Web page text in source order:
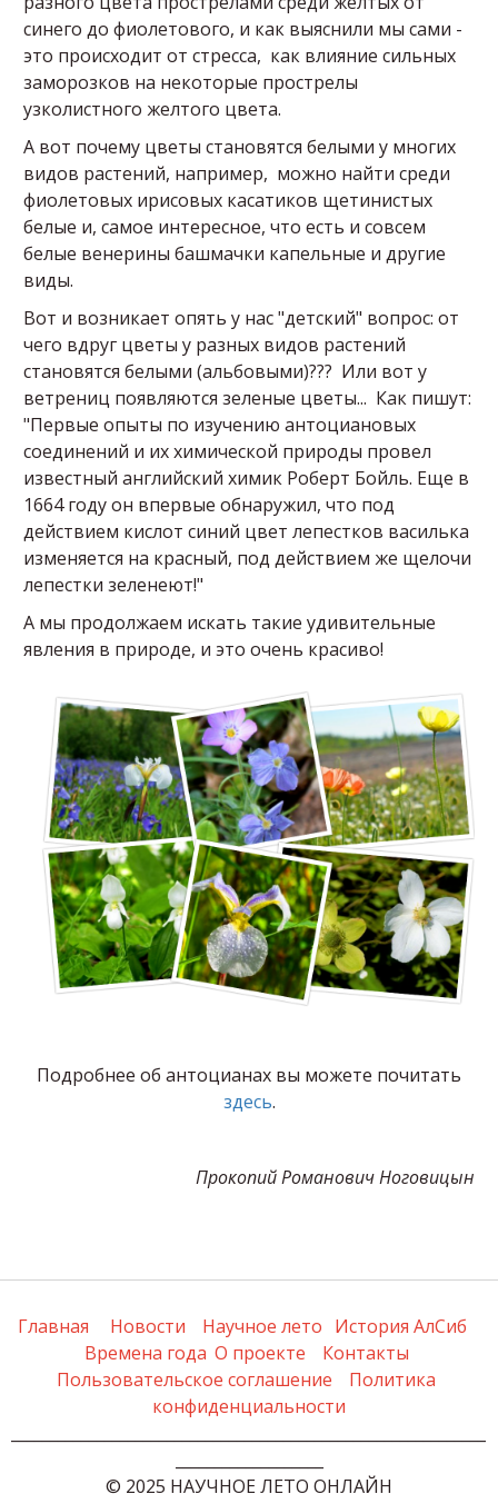
синего до фиолетового, и как выяснили мы сами -
это происходит от стресса, как влияние сильных
заморозков на некоторые прострелы
узколистного желтого цвета.
А вот почему цветы становятся белыми у многих
видов растений, например, можно найти среди
фиолетовых ирисовых касатиков щетинистых
белые и, самое интересное, что есть и совсем
белые венерины башмачки капельные и другие
виды.
Вот и возникает опять у нас "детский" вопрос: от
чего вдруг цветы у разных видов растений
становятся белыми (альбовыми)??? Или вот у
ветрениц появляются зеленые цветы... Как пишут:
"Первые опыты по изучению антоциановых
соединений и их химической природы провел
известный английский химик Роберт Бойль. Еще в
1664 году он впервые обнаружил, что под
действием кислот синий цвет лепестков василька
изменяется на красный, под действием же щелочи
лепестки зеленеют!"
А мы продолжаем искать такие удивительные
явления в природе, и это очень красиво!
Подробнее об антоцианах вы можете почитать
здесь.
Прокопий Романович Ноговицын
Главная Новости Научное лето История АлСиб
Времена года О проекте
Контакты
Пользовательское соглашение
Политика
конфиденциальности
© 2025 НАУЧНОЕ ЛЕТО ОНЛАЙН